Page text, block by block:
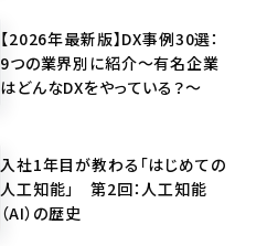
【2026年最新版】DX事例30選：
9つの業界別に紹介～有名企業
はどんなDXをやっている？～
入社1年目が教わる「はじめての
人工知能」 第2回：人工知能
（AI）の歴史